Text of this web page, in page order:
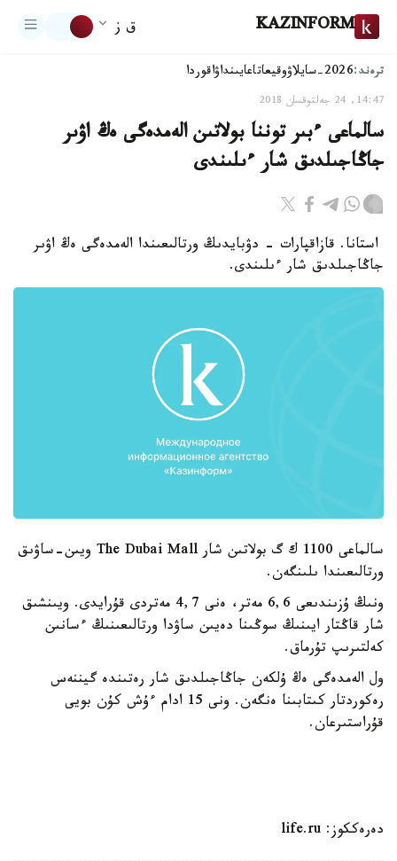
KAZINFORM ق ز
ترەند:2026-سايلاۋ وقيعاتاعايىنداۋاقوردا
14:47, 24 جەلتوقسان 2018
سالماعى ءبىر توننا بولاتىن الەمدەگى ەڭ اۋىر
جاڭاجىلدىق شار ءىلىندى
استانا. قازاقپارات - دۋبايدىڭ ورتالىعىندا الەمدەگى ەڭ اۋىر
جاڭاجىلدىق شار ءىلىندى.
سالماعى 1100 ك گ بولاتىن شار The Dubai Mall ويىن-ساۋىق
ورتالىعىندا ىلىنگەن.
ونىڭ ۇزىندىعى 6,6 مەتر، ەنى 4,7 مەتردى قۇرايدى. ويىنشىق
شار قاڭتار ايىنىڭ سوڭىنا دەيىن ساۋدا ورتالىعىنىڭ ءسانىن
كەلتىرىپ تۇرماق.
ول الەمدەگى ەڭ ۇلكەن جاڭاجىلدىق شار رەتىندە گيننەس
رەكوردتار كىتابىنا ەنگەن. ونى 15 ادام ءۇش كۇن بويى
قۇراستىرعان.
دەرەككوز: life.ru